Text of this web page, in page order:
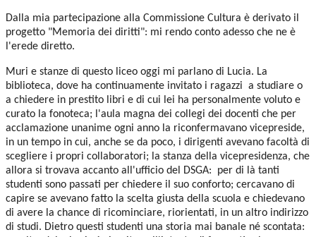
Dalla mia partecipazione alla Commissione Cultura è derivato il
progetto "Memoria dei diritti": mi rendo conto adesso che ne è
l'erede diretto.
Muri e stanze di questo liceo oggi mi parlano di Lucia. La
biblioteca, dove ha continuamente invitato i ragazzi a studiare o
a chiedere in prestito libri e di cui lei ha personalmente voluto e
curato la fonoteca; l'aula magna dei collegi dei docenti che per
acclamazione unanime ogni anno la riconfermavano vicepreside,
in un tempo in cui, anche se da poco, i dirigenti avevano facoltà di
scegliere i propri collaboratori; la stanza della vicepresidenza, che
allora si trovava accanto all'ufficio del DSGA: per di là tanti
studenti sono passati per chiedere il suo conforto; cercavano di
capire se avevano fatto la scelta giusta della scuola e chiedevano
di avere la chance di ricominciare, riorientati, in un altro indirizzo
di studi. Dietro questi studenti una storia mai banale né scontata: